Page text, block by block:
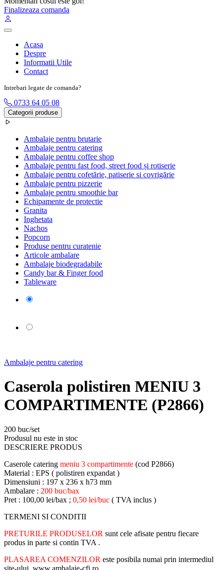
Finalizeaza comanda
Acasa
Despre
Informatii Utile
Contact
Intrebari legate de comanda?
0733 64 05 08
Categorii produse
Ambalaje pentru brutarie
Ambalaje pentru catering
Ambalaje pentru coffee shop
Ambalaje pentru fast food, street food și rotiserie
Ambalaje pentru cofetărie, patiserie si covrigărie
Ambalaje pentru pizzerie
Ambalaje pentru smoothie bar
Echipamente de protectie
Granita
Inghetata
Nachos
Popcorn
Produse pentru curatenie
Articole ambalare
Ambalaje biodegradabile
Candy bar & Finger food
Tableware
Ambalaje pentru catering
Caserola polistiren MENIU 3
COMPARTIMENTE (P2866)
200 buc/set
Produsul nu este in stoc
DESCRIERE PRODUS
Caserole catering meniu 3 compartimente (cod P2866)
Material : EPS ( polistiren expandat )
Dimensiuni : 197 x 236 x h73 mm
Ambalare : 200 buc/bax
Pret : 100,00 lei/bax ; 0,50 lei/buc ( TVA inclus )
TERMENI SI CONDITII
PRETURILE PRODUSELOR sunt cele afisate pentru fiecare
produs in parte si contin TVA .
PLASAREA COMENZILOR este posibila numai prin intermediul
site-ului www.ambalaje-cfi.ro